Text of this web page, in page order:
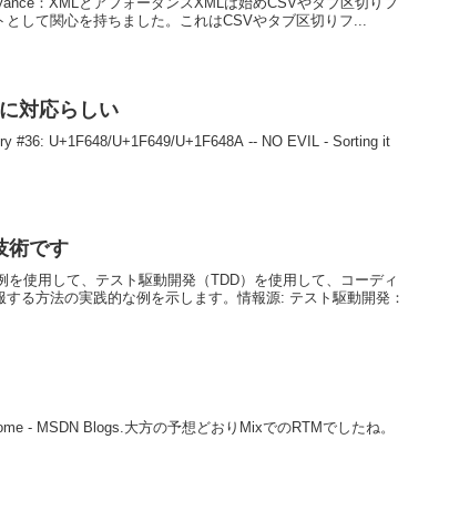
して関心を持ちました。これはCSVやタブ区切りフ...
対応らしい
#36: U+1F648/U+1F649/U+1F648A -- NO EVIL - Sorting it
術です
使用して、テスト駆動開発（TDD）を使用して、コーディ
る方法の実践的な例を示します。情報源: テスト駆動開発：
- MSDN Blogs.大方の予想どおりMixでのRTMでしたね。